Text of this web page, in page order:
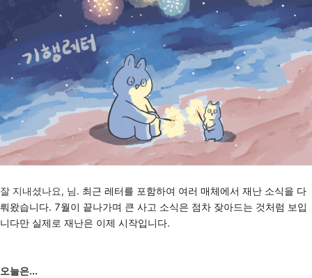
잘 지내셨나요, 님. 최근 레터를 포함하여 여러 매체에서 재난 소식을 다
뤄왔습니다. 7월이 끝나가며 큰 사고 소식은 점차 잦아드는 것처럼 보입
니다만 실제로 재난은 이제 시작입니다.
오늘은...